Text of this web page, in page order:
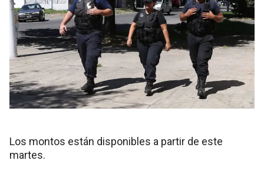
Los montos están disponibles a partir de este
martes.